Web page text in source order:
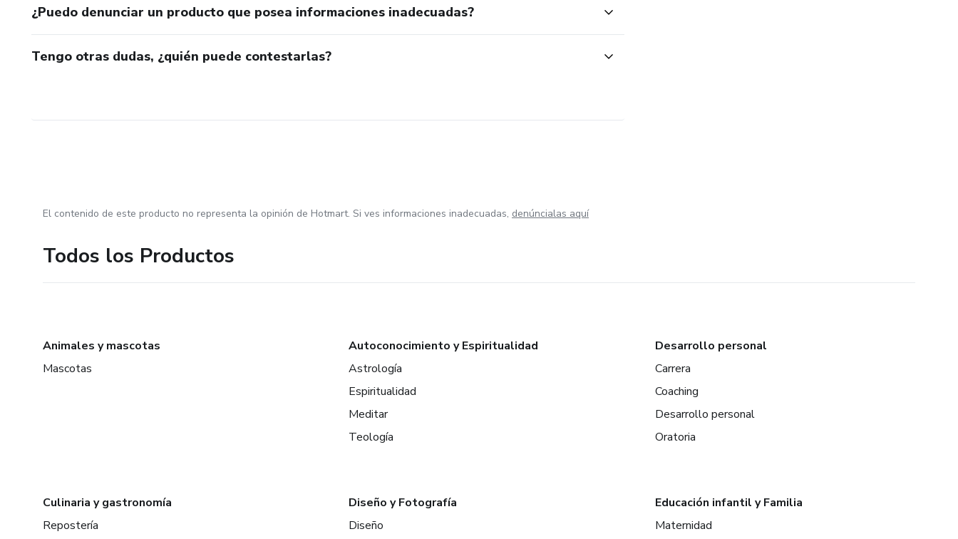
¿Puedo denunciar un producto que posea informaciones inadecuadas?
Tengo otras dudas, ¿quién puede contestarlas?
El contenido de este producto no representa la opinión de Hotmart. Si ves informaciones inadecuadas, denúncialas aquí
Todos los Productos
Animales y mascotas
Mascotas
Autoconocimiento y Espiritualidad
Astrología
Espiritualidad
Meditar
Teología
Desarrollo personal
Carrera
Coaching
Desarrollo personal
Oratoria
Culinaria y gastronomía
Repostería
Diseño y Fotografía
Diseño
Educación infantil y Familia
Maternidad